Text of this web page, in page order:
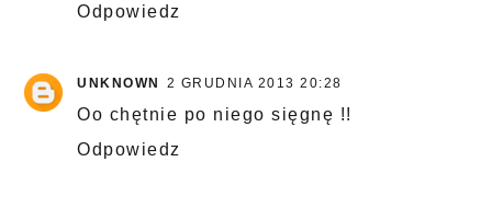
Odpowiedz
UNKNOWN 2 GRUDNIA 2013 20:28
Oo chętnie po niego sięgnę !!
Odpowiedz